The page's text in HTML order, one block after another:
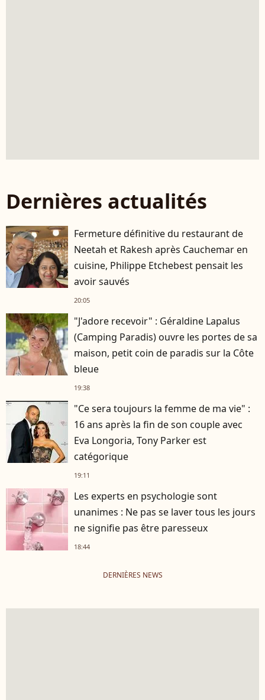
Dernières actualités
Fermeture définitive du restaurant de
Neetah et Rakesh après Cauchemar en
cuisine, Philippe Etchebest pensait les
avoir sauvés
20:05
"J'adore recevoir" : Géraldine Lapalus
(Camping Paradis) ouvre les portes de sa
maison, petit coin de paradis sur la Côte
bleue
19:38
"Ce sera toujours la femme de ma vie" :
16 ans après la fin de son couple avec
Eva Longoria, Tony Parker est
catégorique
19:11
Les experts en psychologie sont
unanimes : Ne pas se laver tous les jours
ne signifie pas être paresseux
18:44
DERNIÈRES NEWS